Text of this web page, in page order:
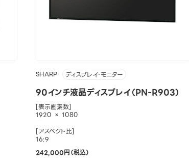
SHARP ディスプレイ・モニター
90インチ液晶ディスプレイ（PN-R903）
[表示画素数]
1920 × 1080
[アスペクト比]
16:9
242,000円（税込）